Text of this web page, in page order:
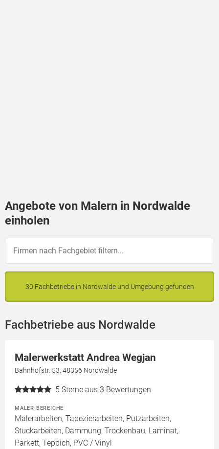
Angebote von Malern in Nordwalde
einholen
30 Fachbetriebe in Nordwalde und Umgebung gefunden
Fachbetriebe aus Nordwalde
Malerwerkstatt Andrea Wegjan
Bahnhofstr. 53, 48356 Nordwalde
5 Sterne aus 3 Bewertungen
MALER BEREICHE
Malerarbeiten, Tapezierarbeiten, Putzarbeiten,
Stuckarbeiten, Dämmung, Trockenbau, Laminat,
Parkett, Teppich, PVC / Vinyl